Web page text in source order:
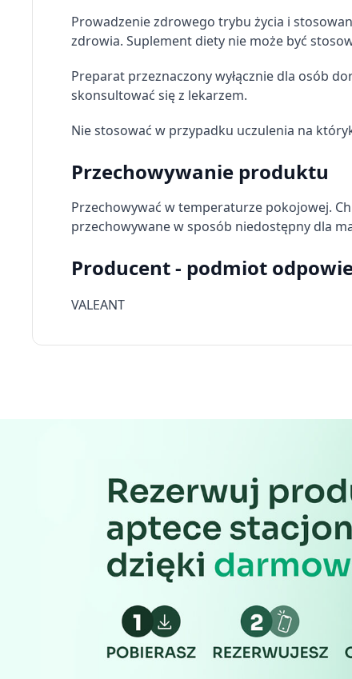
Prowadzenie zdrowego trybu życia i
zdrowia. Suplement diety nie może być
Preparat przeznaczony wyłącznie dla osób
skonsultować się z lekarzem.
Nie stosować w przypadku uczulenia na
Przechowywanie produktu
Przechowywać w temperaturze pokojowej.
przechowywane w sposób niedostępny dla
Producent - podmiot
VALEANT
Wydajność (Performance)
Reklama / śledzenie